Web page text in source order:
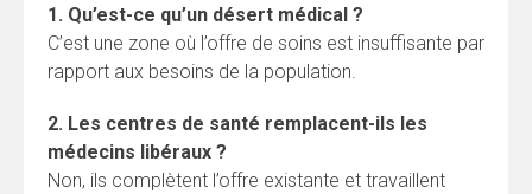
1. Qu’est-ce qu’un désert médical ?
C’est une zone où l’offre de soins est insuffisante par
rapport aux besoins de la population.
2. Les centres de santé remplacent-ils les
médecins libéraux ?
Non, ils complètent l’offre existante et travaillent